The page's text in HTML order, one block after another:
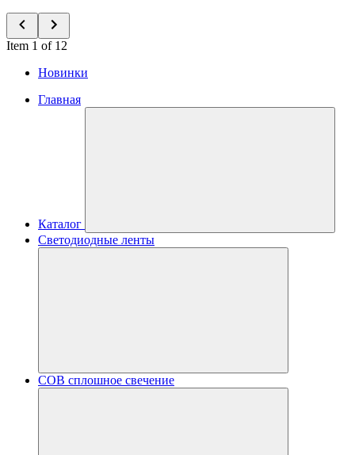
Item 1 of 12
Новинки
Главная
Каталог
Светодиодные ленты
COB сплошное свечение